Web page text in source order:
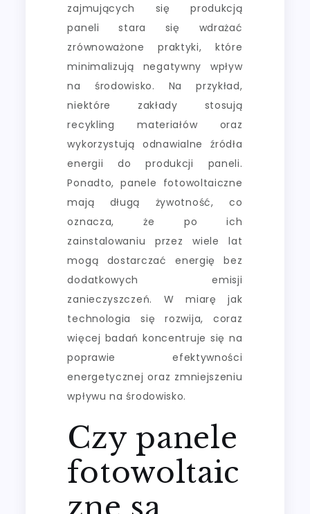
zajmujących się produkcją
paneli stara się wdrażać
zrównoważone praktyki, które
minimalizują negatywny wpływ
na środowisko. Na przykład,
niektóre zakłady stosują
recykling materiałów oraz
wykorzystują odnawialne źródła
energii do produkcji paneli.
Ponadto, panele fotowoltaiczne
mają długą żywotność, co
oznacza, że po ich
zainstalowaniu przez wiele lat
mogą dostarczać energię bez
dodatkowych emisji
zanieczyszczeń. W miarę jak
technologia się rozwija, coraz
więcej badań koncentruje się na
poprawie efektywności
energetycznej oraz zmniejszeniu
wpływu na środowisko.
Czy panele
fotowoltaic